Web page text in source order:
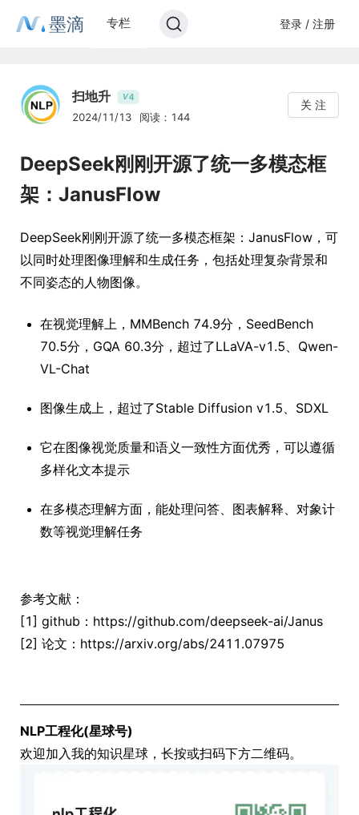
墨滴 专栏 登录 / 注册
扫地升 V4
2024/11/13 阅读：144
关 注
DeepSeek刚刚开源了统一多模态框
架：JanusFlow
DeepSeek刚刚开源了统一多模态框架：JanusFlow，可
以同时处理图像理解和生成任务，包括处理复杂背景和
不同姿态的人物图像。
在视觉理解上，MMBench 74.9分，SeedBench
70.5分，GQA 60.3分，超过了LLaVA-v1.5、Qwen-
VL-Chat
图像生成上，超过了Stable Diffusion v1.5、SDXL
它在图像视觉质量和语义一致性方面优秀，可以遵循
多样化文本提示
在多模态理解方面，能处理问答、图表解释、对象计
数等视觉理解任务
参考文献：
[1] github：https://github.com/deepseek-ai/Janus
[2] 论文：https://arxiv.org/abs/2411.07975
NLP工程化(星球号)
欢迎加入我的知识星球，长按或扫码下方二维码。